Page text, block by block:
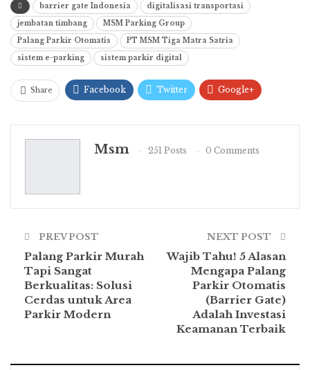
barrier gate Indonesia
digitalisasi transportasi
jembatan timbang
MSM Parking Group
Palang Parkir Otomatis
PT MSM Tiga Matra Satria
sistem e-parking
sistem parkir digital
Share Facebook Twitter Google+
Email Msm 251 Posts 0 Comments
PREV POST
Palang Parkir Murah
Tapi Sangat
Berkualitas: Solusi
Cerdas untuk Area
Parkir Modern
NEXT POST
Wajib Tahu! 5 Alasan
Mengapa Palang
Parkir Otomatis
(Barrier Gate)
Adalah Investasi
Keamanan Terbaik